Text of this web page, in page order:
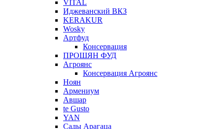
VITAL
Иджеванский ВКЗ
KERAKUR
Wosky
Артфуд
Консервация
ПРОШЯН ФУД
Агроянс
Консервация Агроянс
Ноян
Армениум
Авшар
te Gusto
YAN
Сады Арагаца